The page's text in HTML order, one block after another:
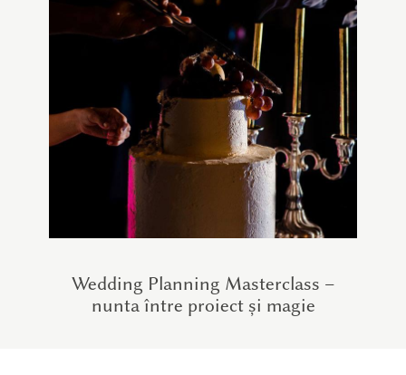
Wedding Planning Masterclass –
nunta între proiect și magie